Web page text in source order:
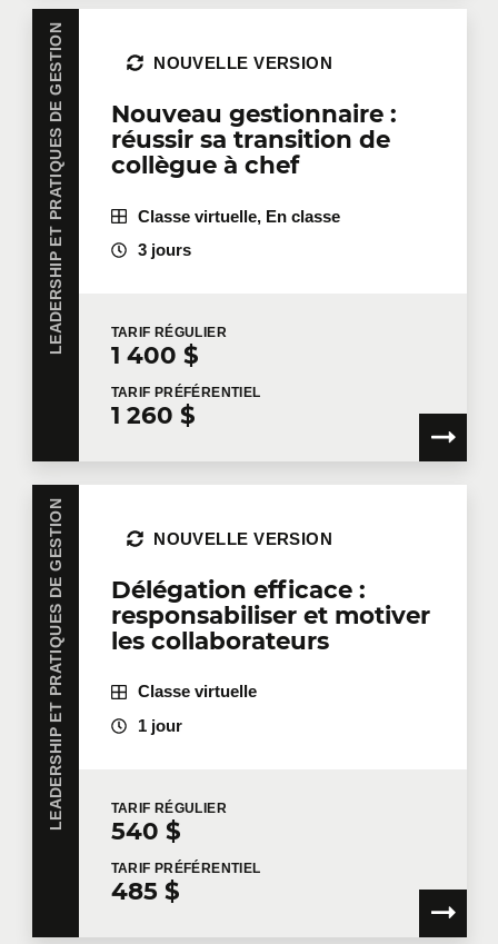
LEADERSHIP ET PRATIQUES DE GESTION
Nouveau gestionnaire :
réussir sa transition de
collègue à chef
NOUVELLE VERSION
Classe virtuelle, En classe
3 jours
TARIF RÉGULIER
1 400 $
TARIF PRÉFÉRENTIEL
1 260 $
LEADERSHIP ET PRATIQUES DE GESTION
Délégation efficace :
responsabiliser et motiver
les collaborateurs
NOUVELLE VERSION
Classe virtuelle
1 jour
TARIF RÉGULIER
540 $
TARIF PRÉFÉRENTIEL
485 $